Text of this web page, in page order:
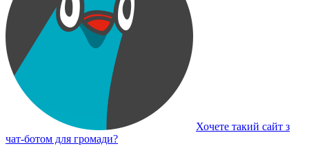
Хочете такий сайт з
чат-ботом для громади?